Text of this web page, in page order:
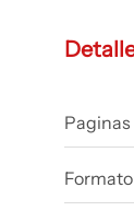
Paginas
Formato